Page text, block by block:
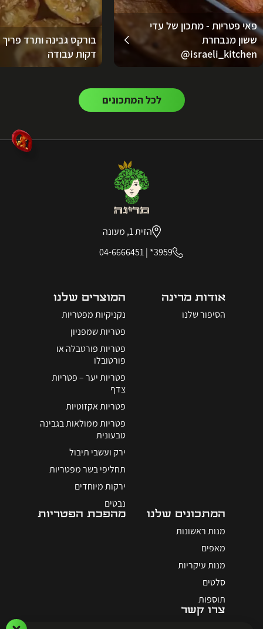
פאי פטריות - מתכון של עדי
ששון מנבחרת
‪@israeli_kitchen‬
דקות עבודה
לכל המתכונים
הזית 1, מעונה
3959*
|
04-6666451
אודות מרינה
הסיפור שלנו
המוצרים שלנו
נקניקיות מפטריות
פטריות שמפניון
פטריות פורטבלה או
פורטובלו
פטריות יער – פטריות
צדף
פטריות אקזוטיות
פטריות ממולאות בגבינה
טבעונית
ירק ועשבי תיבול
תחליפי בשר מפטריות
ירקות מיוחדים
נבטים
המתכונים שלנו
מנות ראשונות
מאפים
מנות עיקריות
סלטים
תוספות
מהפכת הפטריות
צרו קשר